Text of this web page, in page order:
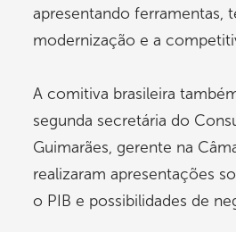
apresentando ferramentas,
modernização e a
A comitiva brasileira
segunda secretária do
Guimarães, gerente na
realizaram apresentações
o PIB e possibilidades de